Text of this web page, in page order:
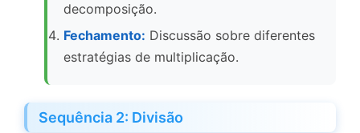
decomposição.
Fechamento: Discussão sobre diferentes
estratégias de multiplicação.
Sequência 2: Divisão